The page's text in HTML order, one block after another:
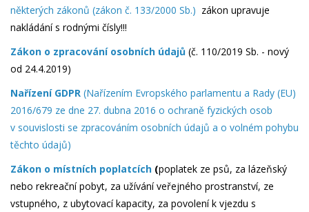
některých zákonů (zákon č. 133/2000 Sb.) zákon upravuje
nakládání s rodnými čísly!!!
Zákon o zpracování osobních údajů (č. 110/2019 Sb. - nový
od 24.4.2019)
Nařízení GDPR (Nařízením Evropského parlamentu a Rady (EU)
2016/679 ze dne 27. dubna 2016 o ochraně fyzických osob
v souvislosti se zpracováním osobních údajů a o volném pohybu
těchto údajů)
Zákon o místních poplatcích (poplatek ze psů, za lázeňský
nebo rekreační pobyt, za užívání veřejného prostranství, ze
vstupného, z ubytovací kapacity, za povolení k vjezdu s